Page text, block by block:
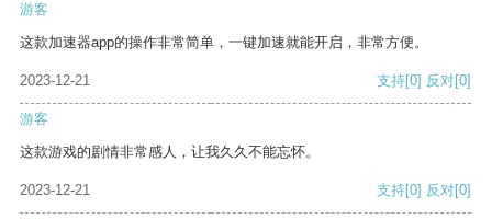
游客
这款加速器app的操作非常简单，一键加速就能开启，非常方便。
2023-12-21 支持[0] 反对[0]
游客
这款游戏的剧情非常感人，让我久久不能忘怀。
2023-12-21 支持[0] 反对[0]